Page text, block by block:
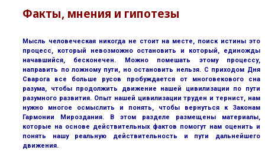
Факты, мнения и гипотезы
Мысль человеческая никогда не стоит на месте, поиск истины это
процесс, который невозможно остановить и который, единожды
начавшийся, бесконечен. Можно помешать этому процессу,
направить по ложному пути, но остановить нельзя. С приходом Дня
Сварога все больше русов пробуждается от многовекового сна
разума, чтобы продолжить движение нашей цивилизации по пути
разумного развития. Опыт нашей цивилизации труден и тернист, нам
нужно многое осмыслить и понять, чтобы вернуться к Законам
Гармонии Мироздания. В этом разделе размещены материалы,
которые на основе действительных фактов помогут нам оценить и
понять нашу реальную действительность и пути дальнейшего
движения.